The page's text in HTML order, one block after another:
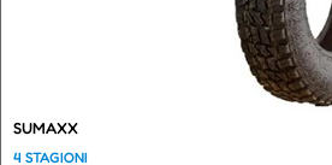
SUMAXX
4 STAGIONI